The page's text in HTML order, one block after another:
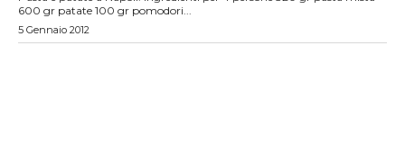
600 gr patate 100 gr pomodori...
5 Gennaio 2012